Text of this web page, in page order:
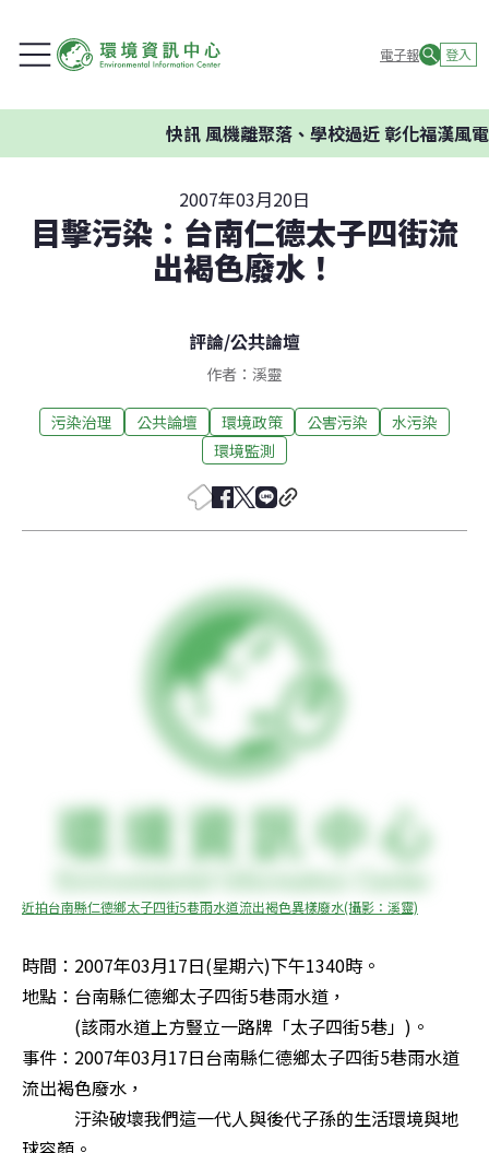
電子報 登入
快訊風機離聚落、學校過近 彰化福漢風電
2007年03月20日
目擊污染：台南仁德太子四街流
出褐色廢水！
評論/公共論壇
作者：溪靈
污染治理 公共論壇 環境政策 公害污染
水污染
環境監測
近拍台南縣仁德鄉太子四街5巷雨水道流出褐色異樣廢水(攝影：溪靈)
時間：2007年03月17日(星期六)下午1340時。
地點：台南縣仁德鄉太子四街5巷雨水道，
(該雨水道上方豎立一路牌「太子四街5巷」)。
事件：2007年03月17日台南縣仁德鄉太子四街5巷雨水道
流出褐色廢水，
汙染破壞我們這一代人與後代子孫的生活環境與地